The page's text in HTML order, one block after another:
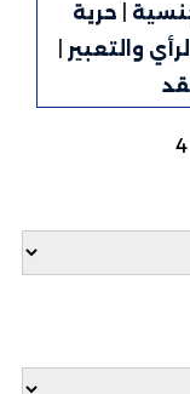
| حرية
والتعبير |